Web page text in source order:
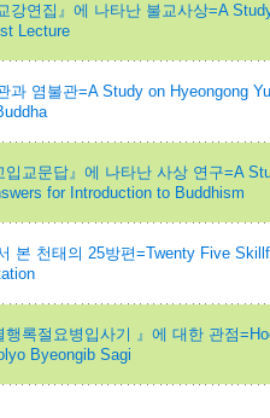
강연집』에 나타난 불교사상=A
Lecture
과 염불관=A Study on Hyeongong
교문답』에 나타난 사상 연구=A
for Introduction to Buddhism
본 천태의 25방편=Twenty Five
록절요병입사기 』에 대한 관점
Byeongib Sagi